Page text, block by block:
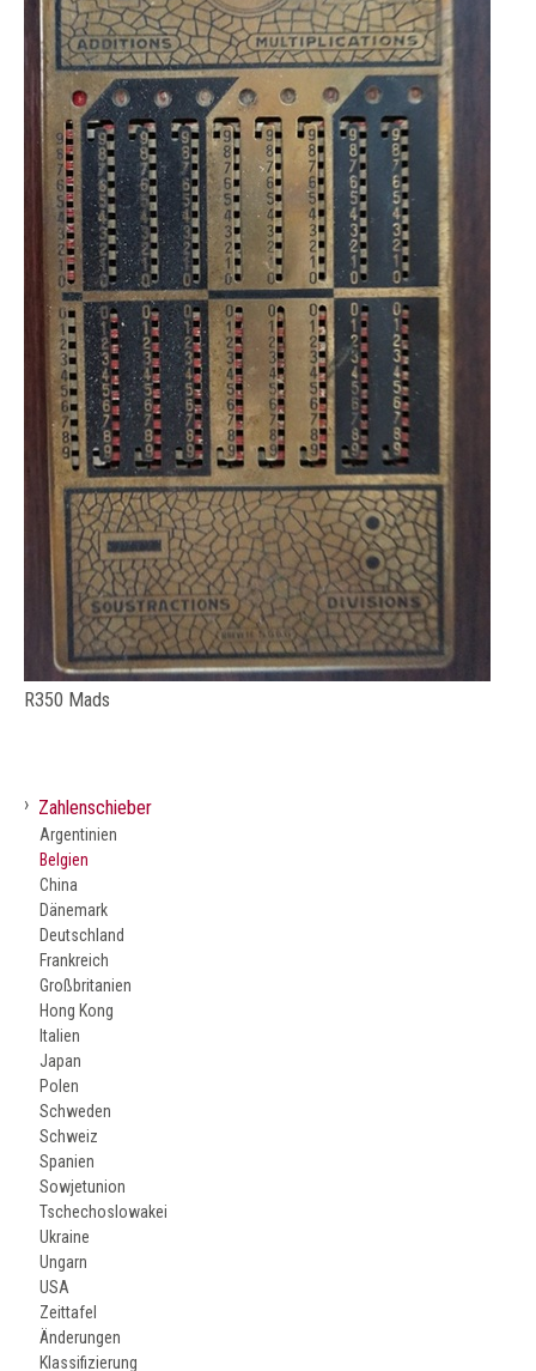
R350 Mads
› Zahlenschieber
Argentinien
Belgien
China
Dänemark
Deutschland
Frankreich
Großbritanien
Hong Kong
Italien
Japan
Polen
Schweden
Schweiz
Spanien
Sowjetunion
Tschechoslowakei
Ukraine
Ungarn
USA
Zeittafel
Änderungen
Klassifizierung